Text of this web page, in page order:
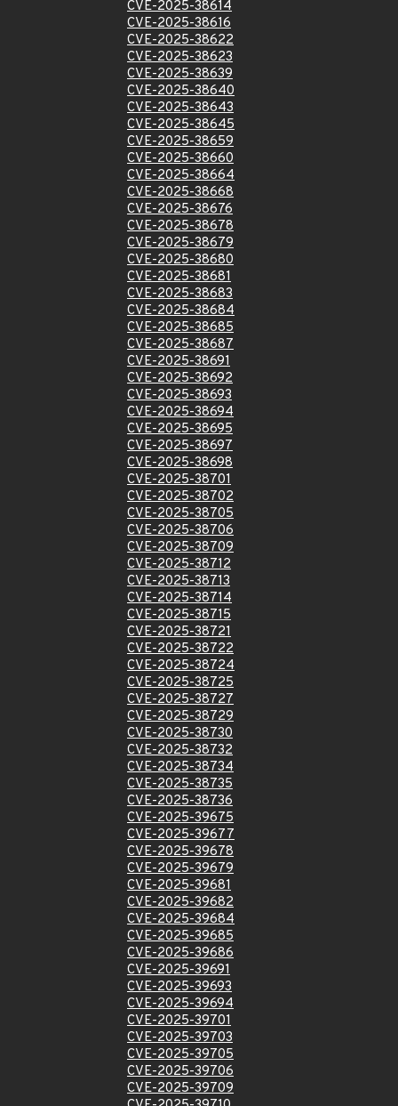
CVE-2025-38614
CVE-2025-38616
CVE-2025-38622
CVE-2025-38623
CVE-2025-38639
CVE-2025-38640
CVE-2025-38643
CVE-2025-38645
CVE-2025-38659
CVE-2025-38660
CVE-2025-38664
CVE-2025-38668
CVE-2025-38676
CVE-2025-38678
CVE-2025-38679
CVE-2025-38680
CVE-2025-38681
CVE-2025-38683
CVE-2025-38684
CVE-2025-38685
CVE-2025-38687
CVE-2025-38691
CVE-2025-38692
CVE-2025-38693
CVE-2025-38694
CVE-2025-38695
CVE-2025-38697
CVE-2025-38698
CVE-2025-38701
CVE-2025-38702
CVE-2025-38705
CVE-2025-38706
CVE-2025-38709
CVE-2025-38712
CVE-2025-38713
CVE-2025-38714
CVE-2025-38715
CVE-2025-38721
CVE-2025-38722
CVE-2025-38724
CVE-2025-38725
CVE-2025-38727
CVE-2025-38729
CVE-2025-38730
CVE-2025-38732
CVE-2025-38734
CVE-2025-38735
CVE-2025-38736
CVE-2025-39675
CVE-2025-39677
CVE-2025-39678
CVE-2025-39679
CVE-2025-39681
CVE-2025-39682
CVE-2025-39684
CVE-2025-39685
CVE-2025-39686
CVE-2025-39691
CVE-2025-39693
CVE-2025-39694
CVE-2025-39701
CVE-2025-39703
CVE-2025-39705
CVE-2025-39706
CVE-2025-39709